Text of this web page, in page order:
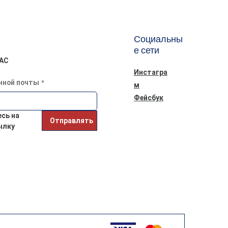
почты *
на
Отправлять
Социальны
е сети
Инстагра
м
Фейсбук